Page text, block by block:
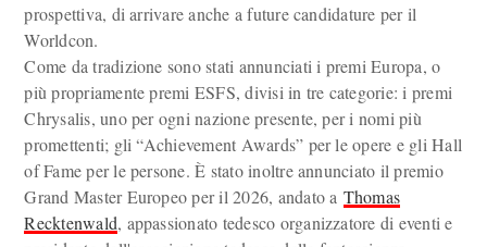
prospettiva, di arrivare anche a future candidature per il
Worldcon.
Come da tradizione sono stati annunciati i premi Europa, o
più propriamente premi ESFS, divisi in tre categorie: i premi
Chrysalis, uno per ogni nazione presente, per i nomi più
promettenti; gli “Achievement Awards” per le opere e gli Hall
of Fame per le persone. È stato inoltre annunciato il premio
Grand Master Europeo per il 2026, andato a Thomas
Recktenwald, appassionato tedesco organizzatore di eventi e